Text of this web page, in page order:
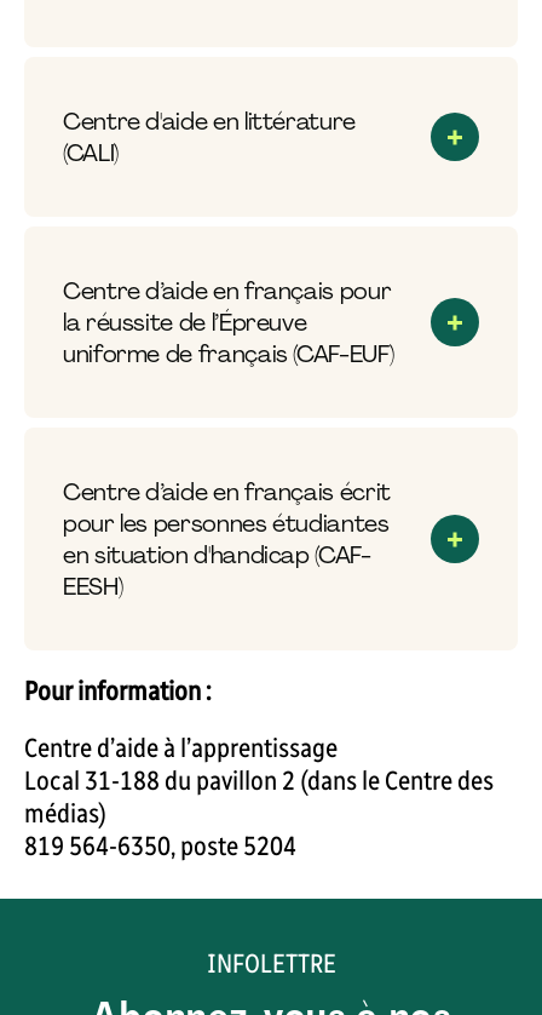
Centre d'aide en littérature
(CALI)
Centre d’aide en français pour
la réussite de l’Épreuve
uniforme de français (CAF-EUF)
Centre d’aide en français écrit
pour les personnes étudiantes
en situation d'handicap (CAF-
EESH)
Pour information :
Centre d’aide à l’apprentissage
Local 31-188 du pavillon 2 (dans le Centre des
médias)
819 564-6350, poste 5204
INFOLETTRE